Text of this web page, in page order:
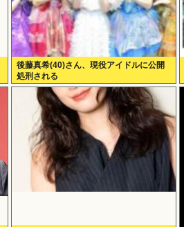
後藤真希(40)さん、現役アイドルに公開
処刑される